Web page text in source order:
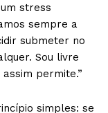
stress
sempre a
submeter no
Sou livre
permite.”
simples: se